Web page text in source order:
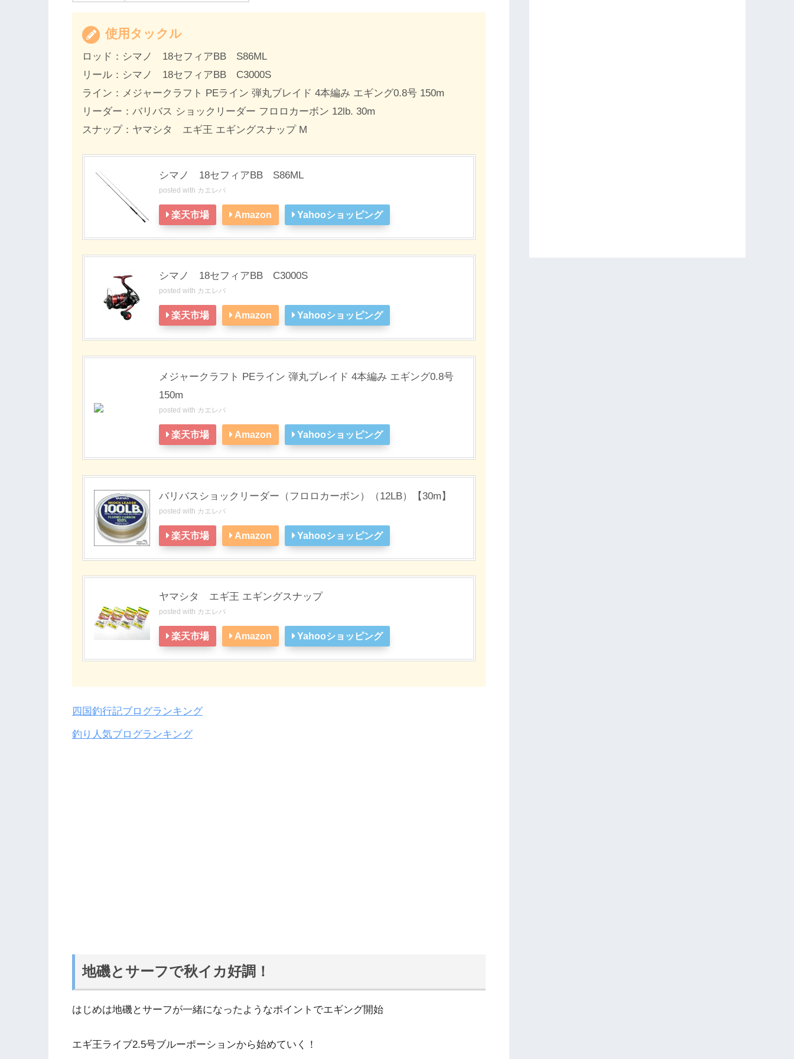
使用タックル
ロッド：シマノ 18セフィアBB S86ML
リール：シマノ 18セフィアBB C3000S
ライン：メジャークラフト PEライン 弾丸ブレイド 4本編み エギング0.8号 150m
リーダー：バリバス ショックリーダー フロロカーボン 12lb. 30m
スナップ：ヤマシタ エギ王 エギングスナップ M
シマノ 18セフィアBB S86ML
posted with カエレバ
楽天市場 Amazon Yahooショッピング
シマノ 18セフィアBB C3000S
posted with カエレバ
楽天市場 Amazon Yahooショッピング
メジャークラフト PEライン 弾丸ブレイド 4本編み エギング0.8号
150m
posted with カエレバ
楽天市場 Amazon Yahooショッピング
バリバスショックリーダー（フロロカーボン）（12LB）【30m】
posted with カエレバ
楽天市場 Amazon Yahooショッピング
ヤマシタ エギ王 エギングスナップ
posted with カエレバ
楽天市場 Amazon Yahooショッピング
四国釣行記ブログランキング
釣り人気ブログランキング
地磯とサーフで秋イカ好調！
はじめは地磯とサーフが一緒になったようなポイントでエギング開始
エギ王ライブ2.5号ブルーポーションから始めていく！